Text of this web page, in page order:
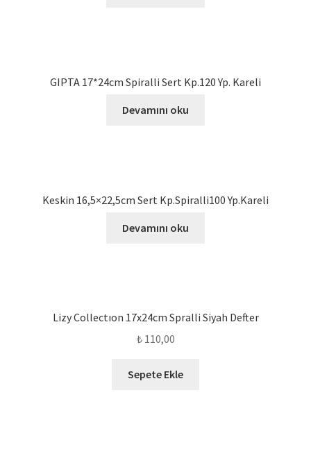
GIPTA 17*24cm Spiralli Sert Kp.120 Yp. Kareli
Devamını oku
Keskin 16,5×22,5cm Sert Kp.Spiralli100 Yp.Kareli
Devamını oku
Lizy Collectıon 17x24cm Spralli Siyah Defter
₺110,00
Sepete Ekle